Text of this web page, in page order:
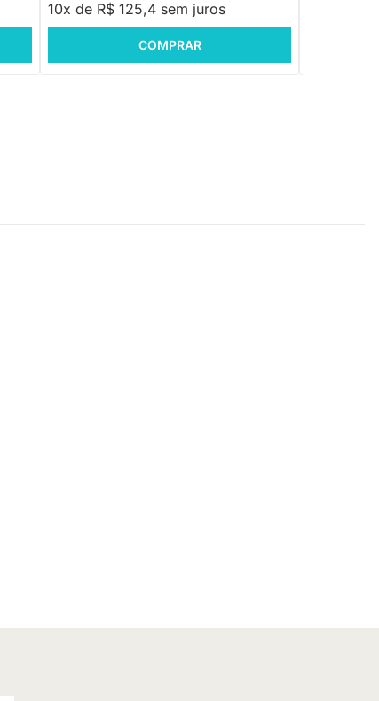
10x de R$ 125,4 sem juros
COMPRAR